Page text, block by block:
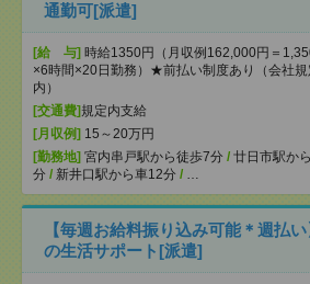
通勤可[派遣]
[給 与] 時給1350円（月収例162,000円＝
×6時間×20日勤務）★前払い制度あり（会社規
内）
[交通費] 規定内支給
[月収例] 15～20万円
[勤務地] 宮内串戸駅から徒歩7分 / 廿日市駅か
分 / 新井口駅から車12分 / …
【毎週お給料振り込み可能＊週払
の生活サポート[派遣]